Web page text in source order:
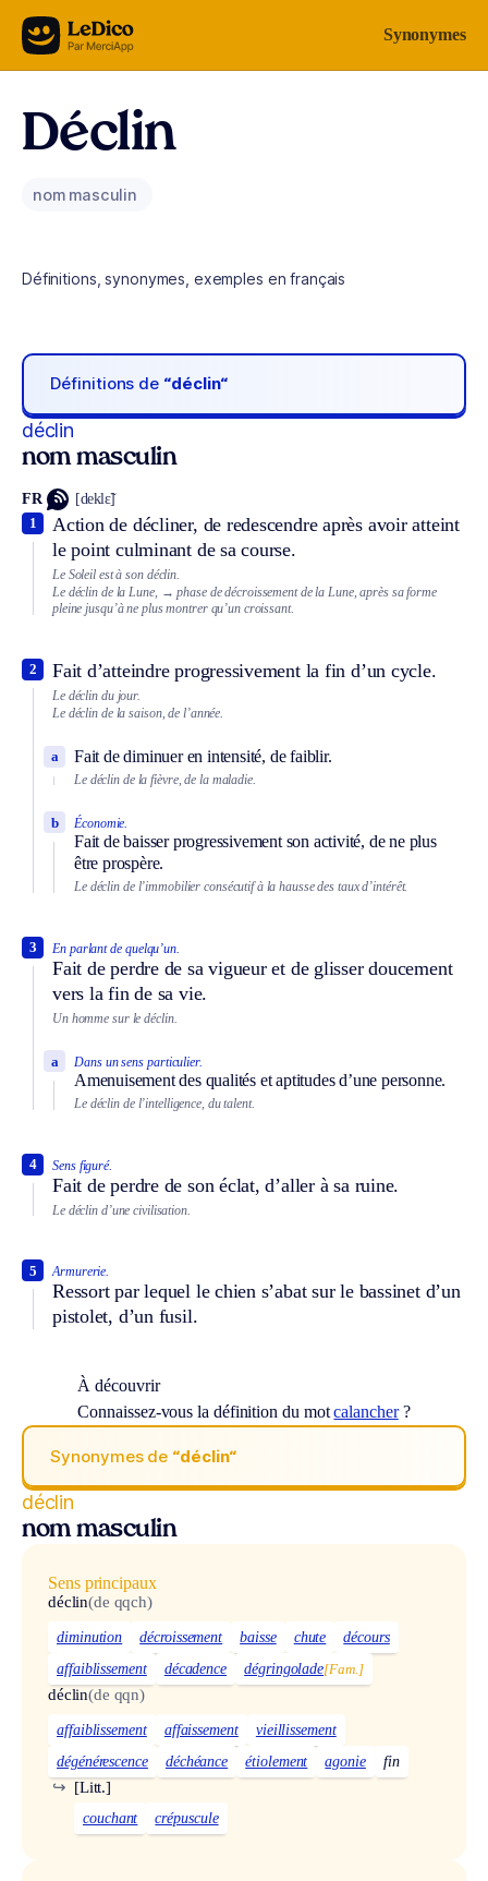
Aller au contenu Synonymes
Déclin
nom masculin
Définitions, synonymes, exemples en français
Définitions de “déclin“
déclin
nom masculin
FR [deklɛ̃]
Action de décliner, de redescendre après avoir atteint
le point culminant de sa course.
1
Le Soleil est à son déclin.
Le déclin de la Lune, → phase de décroissement de la Lune, après sa forme
pleine jusqu’à ne plus montrer qu’un croissant.
Fait d’atteindre progressivement la fin d’un cycle.
2
Le déclin du jour.
Le déclin de la saison, de l’année.
Fait de diminuer en intensité, de faiblir.
a
Le déclin de la fièvre, de la maladie.
Économie.
Fait de baisser progressivement son activité, de ne plus
être prospère.
b
Le déclin de l’immobilier consécutif à la hausse des taux d’intérêt.
En parlant de quelqu’un.
Fait de perdre de sa vigueur et de glisser doucement
vers la fin de sa vie.
3
Un homme sur le déclin.
Dans un sens particulier.
Amenuisement des qualités et aptitudes d’une personne.
a
Le déclin de l’intelligence, du talent.
Sens figuré.
Fait de perdre de son éclat, d’aller à sa ruine.
4
Le déclin d’une civilisation.
Armurerie.
Ressort par lequel le chien s’abat sur le bassinet d’un
pistolet, d’un fusil.
5
À découvrir
Connaissez-vous la définition du motcalancher?
Synonymes de “déclin“
déclin
nom masculin
Sens principaux
déclin(de qqch)
diminution décroissement baisse chute
décours
affaiblissement
décadence dégringolade[Fam.]
déclin(de qqn)
affaiblissement affaissement
vieillissement
dégénérescence
déchéance étiolement agonie fin
[Litt.]
↪
couchant crépuscule